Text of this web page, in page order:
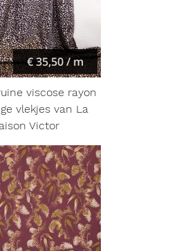
€ 35,50 / m
viscose rayon
vlekjes van La
Victor